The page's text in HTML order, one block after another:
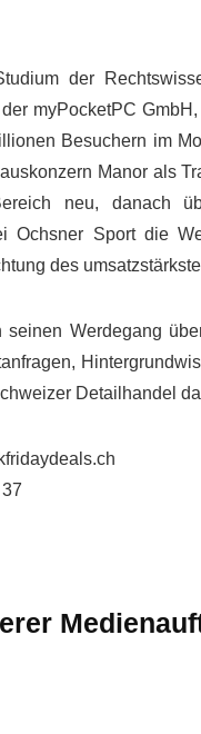
der
myPocketPC
Besuchern im
Manor als
neu, danach
Ochsner Sport die
des
seinen Werdegang
Detailhandel